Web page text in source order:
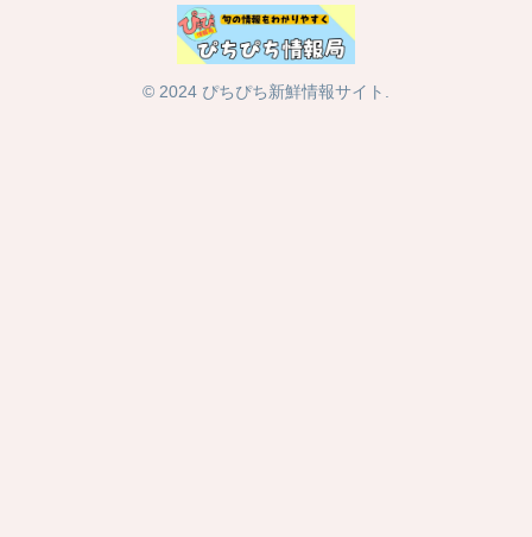
© 2024 ぴちぴち新鮮情報サイト.